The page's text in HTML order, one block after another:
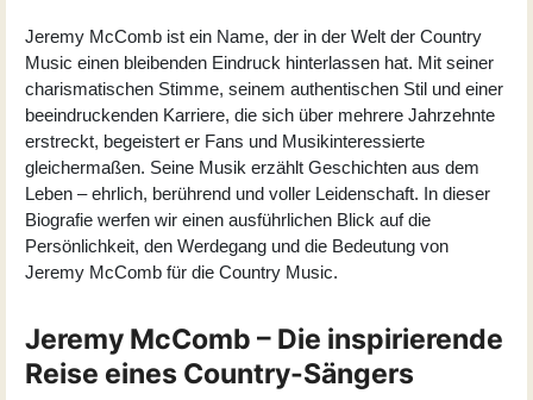
Jeremy McComb ist ein Name, der in der Welt der Country
Music einen bleibenden Eindruck hinterlassen hat. Mit seiner
charismatischen Stimme, seinem authentischen Stil und einer
beeindruckenden Karriere, die sich über mehrere Jahrzehnte
erstreckt, begeistert er Fans und Musikinteressierte
gleichermaßen. Seine Musik erzählt Geschichten aus dem
Leben – ehrlich, berührend und voller Leidenschaft. In dieser
Biografie werfen wir einen ausführlichen Blick auf die
Persönlichkeit, den Werdegang und die Bedeutung von
Jeremy McComb für die Country Music.
Jeremy McComb – Die inspirierende
Reise eines Country-Sängers